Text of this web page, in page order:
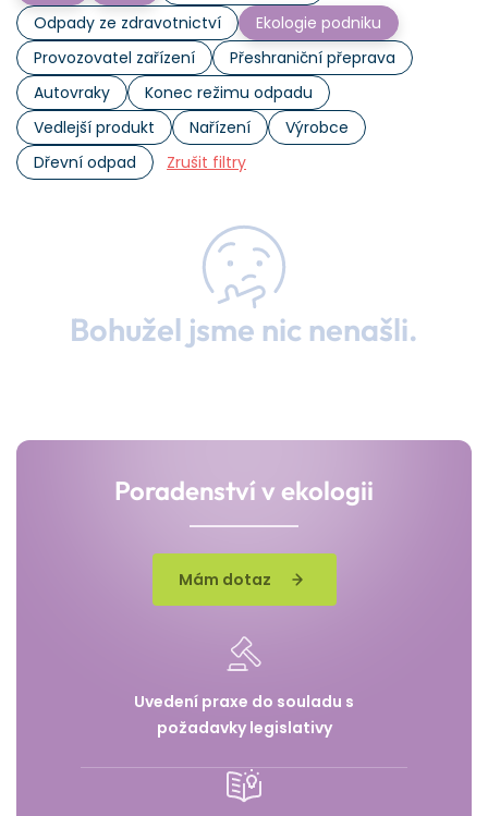
Odpady ze zdravotnictví
Ekologie podniku
Provozovatel zařízení
Přeshraniční přeprava
Autovraky
Konec režimu odpadu
Vedlejší produkt
Nařízení
Výrobce
Dřevní odpad
Zrušit filtry
Bohužel jsme nic nenašli.
Poradenství v ekologii
Mám dotaz
Uvedení praxe do souladu s
požadavky legislativy